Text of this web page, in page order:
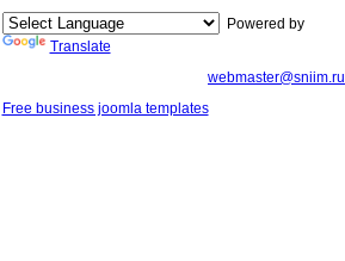
Powered by
Translate
webmaster@sniim.ru
Free business joomla templates